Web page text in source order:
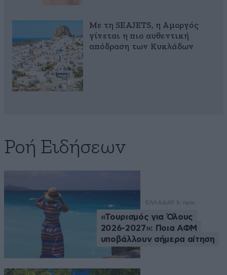
Με τη SEAJETS, η Αμοργός
γίνεται η πιο αυθεντική
απόδραση των Κυκλάδων
Ροή Ειδήσεων
ΕΛΛΑΔΑ5 λ. πριν
«Τουρισμός για Όλους
2026-2027»: Ποια ΑΦΜ
υποβάλλουν σήμερα αίτηση